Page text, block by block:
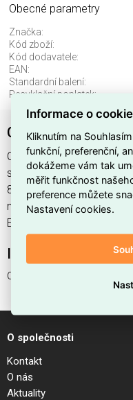
Obecné parametry
Značka:
Kód zboží:
Kód dodavatele:
EAN:
Standardní balení:
Recyklační poplatek:
COMET PT NERO
COMET PT NERO
světelné zdroje a LED
8021696304168, kód
nabízíme od 1 ks. Kód
ELSVOS1786119.
Interní název
COMET PT NERO
O společnosti
Kontakt
O nás
Aktuality
Informace o
Kliknutím na
funkční, preferenční,
dokážeme vám tak
měřit funkčnost
preference můžete
Nastavení cookies.